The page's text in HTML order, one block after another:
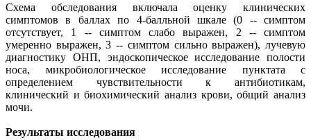
Схема обследования включала оценку клинических
симптомов в баллах по 4-балльной шкале (0 -- симптом
отсутствует, 1 -- симптом слабо выражен, 2 -- симптом
умеренно выражен, 3 -- симптом сильно выражен), лучевую
диагностику ОНП, эндоскопическое исследование полости
носа, микробиологическое исследование пунктата с
определением чувствительности к антибиотикам,
клинический и биохимический анализ крови, общий анализ
мочи.
Результаты исследования